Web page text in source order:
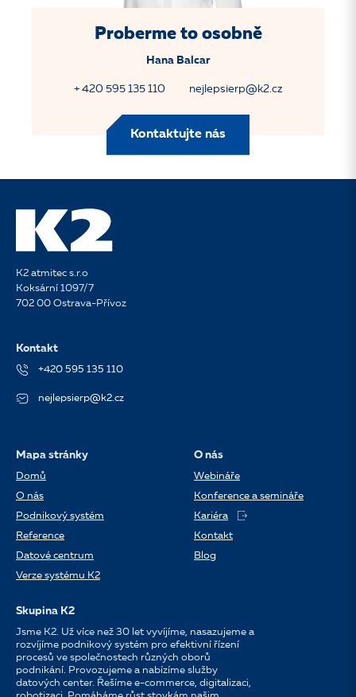
Proberme to osobně
Hana Balcar
+ 420 595 135 110 nejlepsierp@k2.cz
Kontaktujte nás
K2 atmitec s.r.o
Koksární 1097/7
702 00 Ostrava-Přívoz
Kontakt
+420 595 135 110
nejlepsierp@k2.cz
Mapa stránky
Domů
O nás
Podnikový systém
Reference
Datové centrum
Verze systému K2
O nás
Webináře
Konference a semináře
Kariéra
Kontakt
Blog
Skupina K2
Jsme K2. Už více než 30 let vyvíjíme, nasazujeme a
rozvíjíme podnikový systém pro efektivní řízení
procesů ve společnostech různých oborů
podnikání. Provozujeme a nabízíme služby
datových center. Řešíme e-commerce, digitalizaci,